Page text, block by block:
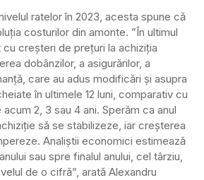
ratelor în 2023, acesta spune că
costurilor din amonte. ”În ultimul
creșteri de prețuri la achiziția
dobânzilor, a asigurărilor, a
care au adus modificări și asupra
în ultimele 12 luni, comparativ cu
2, 3 sau 4 ani. Sperăm ca anul
să se stabilizeze, iar creșterea
Analiștii economici estimează
sau spre finalul anului, cel târziu,
de o cifră”, arată Alexandru